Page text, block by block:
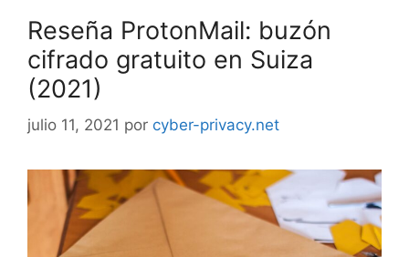
Reseña ProtonMail: buzón
cifrado gratuito en Suiza
(2021)
julio 11, 2021 por cyber-privacy.net